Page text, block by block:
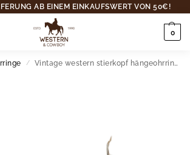
AB EINEM EINKAUFSWERT VON 50€!
0
/ Vintage western stierkopf hängeohrringe